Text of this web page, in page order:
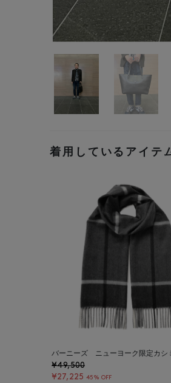
着用しているアイテ
バーニーズ ニューヨーク限定カシ
¥49,500
¥27,225 45% OFF